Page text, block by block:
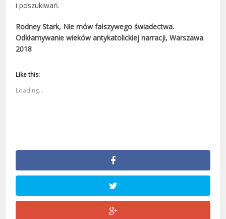
i poszukiwań.
Rodney Stark, Nie mów fałszywego świadectwa.
Odkłamywanie wieków antykatolickiej narracji, Warszawa
2018
Like this:
Loading...